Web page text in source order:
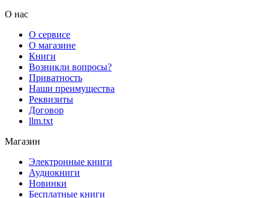
О нас
О сервисе
О магазине
Книги
Возникли вопросы?
Приватность
Наши преимущества
Реквизиты
Договор
llm.txt
Магазин
Электронные книги
Аудиокниги
Новинки
Бесплатные книги